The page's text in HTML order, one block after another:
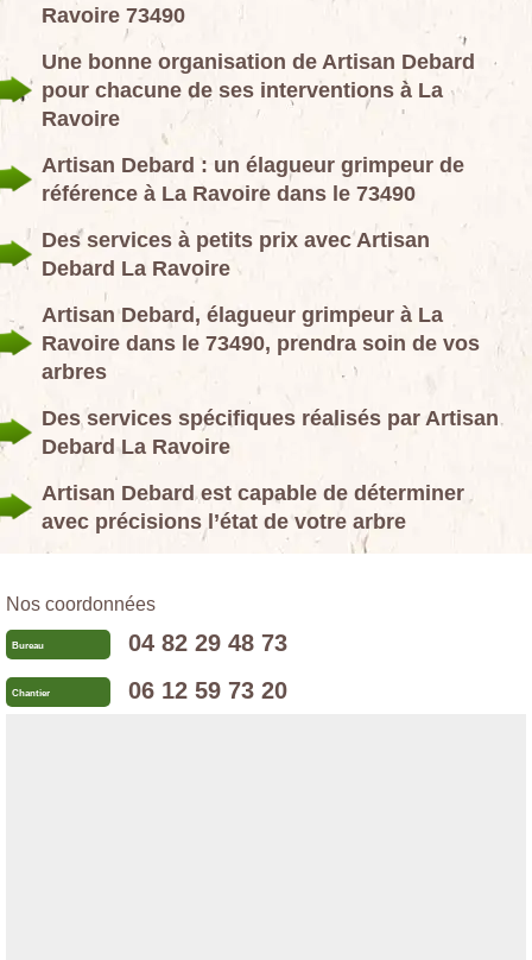
Ravoire 73490
Une bonne organisation de Artisan Debard
pour chacune de ses interventions à La
Ravoire
Artisan Debard : un élagueur grimpeur de
référence à La Ravoire dans le 73490
Des services à petits prix avec Artisan
Debard La Ravoire
Artisan Debard, élagueur grimpeur à La
Ravoire dans le 73490, prendra soin de vos
arbres
Des services spécifiques réalisés par Artisan
Debard La Ravoire
Artisan Debard est capable de déterminer
avec précisions l’état de votre arbre
Nos coordonnées
Bureau 04 82 29 48 73
Chantier 06 12 59 73 20